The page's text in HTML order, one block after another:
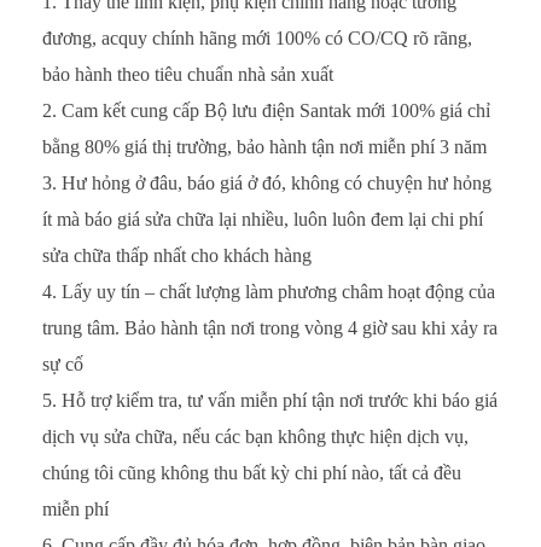
đương, acquy chính hãng mới 100% có CO/CQ rõ rãng,
bảo hành theo tiêu chuẩn nhà sản xuất
Cam kết cung cấp Bộ lưu điện Santak mới 100% giá chỉ
bằng 80% giá thị trường, bảo hành tận nơi miễn phí 3 năm
Hư hỏng ở đâu, báo giá ở đó, không có chuyện hư hỏng
ít mà báo giá sửa chữa lại nhiều, luôn luôn đem lại chi phí
sửa chữa thấp nhất cho khách hàng
Lấy uy tín – chất lượng làm phương châm hoạt động của
trung tâm. Bảo hành tận nơi trong vòng 4 giờ sau khi xảy ra
sự cố
Hỗ trợ kiểm tra, tư vấn miễn phí tận nơi trước khi báo giá
dịch vụ sửa chữa, nếu các bạn không thực hiện dịch vụ,
chúng tôi cũng không thu bất kỳ chi phí nào, tất cả đều
miễn phí